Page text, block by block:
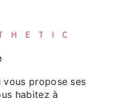
vous propose ses
habitez à